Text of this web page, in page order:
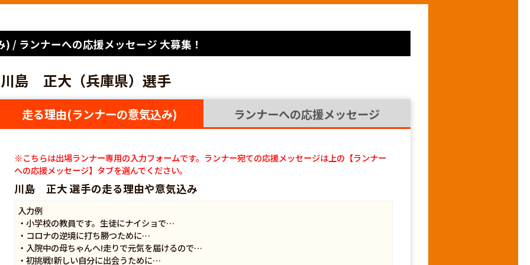
/ ランナーへの応援メッセージ 大募集！
川島 正大（兵庫県）選手
走る理由(ランナーの意気込み) ランナーへの応援メッセージ
※こちらは出場ランナー専用の入力フォームです。ランナー宛ての応援メッセージは上の【ランナー
への応援メッセージ】タブを選んでください。
川島 正大 選手の走る理由や意気込み
入力例
・小学校の教員です。生徒にナイショで…
・コロナの逆境に打ち勝つために…
・入院中の母ちゃんへ!走りで元気を届けるので…
・初挑戦!新しい自分に出会うために…